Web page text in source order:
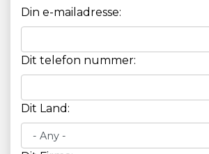
Din e-mailadresse:
Dit telefon nummer:
Dit Land: